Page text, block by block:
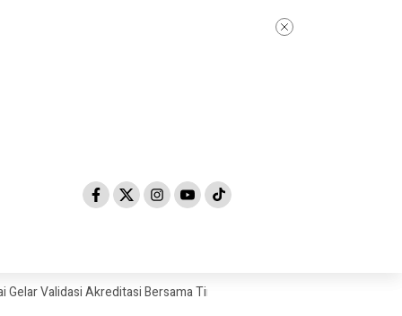
Akreditasi Bersama Tim Asesor BAN-PDM Tahun 2026